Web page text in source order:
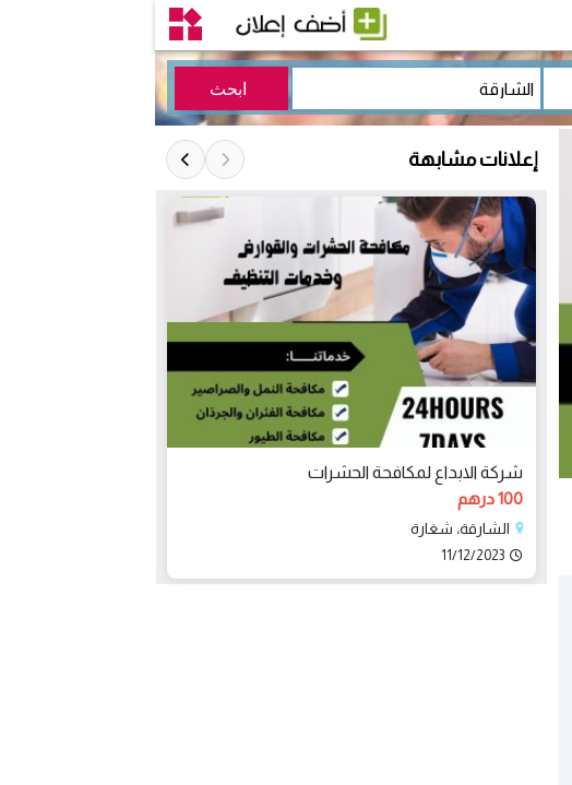
إعلانات مشابهة
شركة الابداع لمكافحة الحشرات
100 درهم
الشارقة، شغارة
11/12/2023